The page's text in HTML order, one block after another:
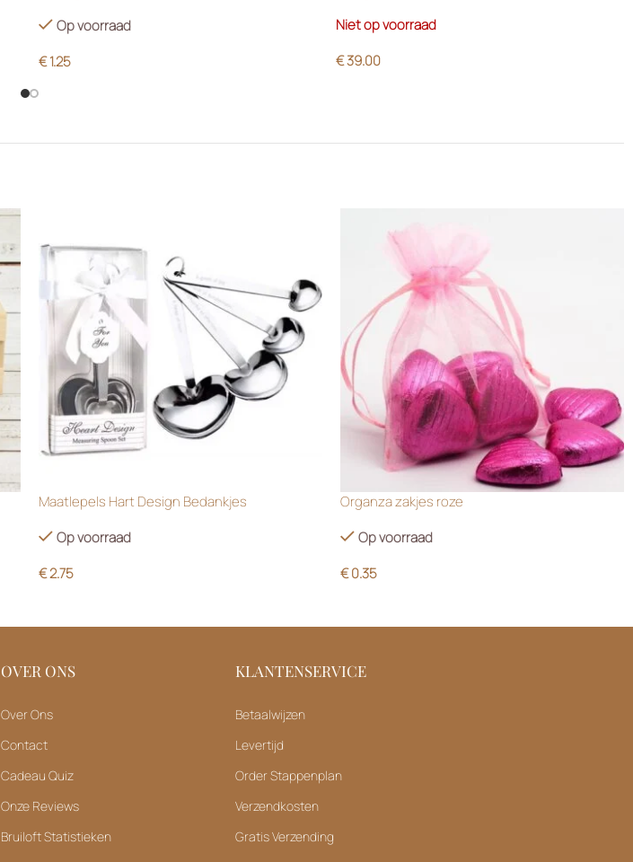
Op voorraad
€1.25
Niet op voorraad
€39.00
Maatlepels Hart Design Bedankjes
Op voorraad
€2.75
Organza zakjes roze
Op voorraad
€0.35
OVER ONS
Over Ons
Contact
Cadeau Quiz
Onze Reviews
Bruiloft Statistieken
KLANTENSERVICE
Betaalwijzen
Levertijd
Order Stappenplan
Verzendkosten
Gratis Verzending